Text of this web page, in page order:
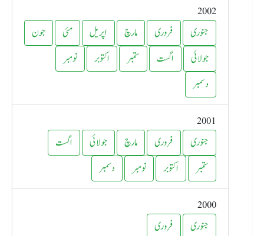
2002
جنوری
فروری مارچ اپریل مئی
جون
جولائی
اگست ستمبر اکتوبر
نومبر
دسمبر
2001
جنوری
فروری مارچ جولائی
اگست
ستمبر
اکتوبر نومبر دسمبر
2000
جنوری
فروری